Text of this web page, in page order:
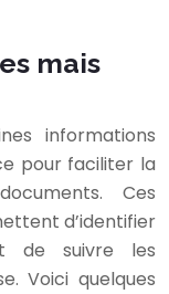
mais
informations
pour faciliter la
Ces
d’identifier
de suivre les
Voici quelques